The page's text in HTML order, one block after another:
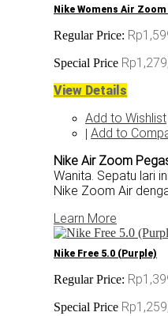
Nike Womens Air
Regular Price:
Special Price
View Details
Add to Wishlist
| Add to
Nike Air Zoom
Wanita. Sepatu lari
Nike Zoom Air
Learn More
Nike Free 5.0 (Purple)
Regular Price:
Special Price